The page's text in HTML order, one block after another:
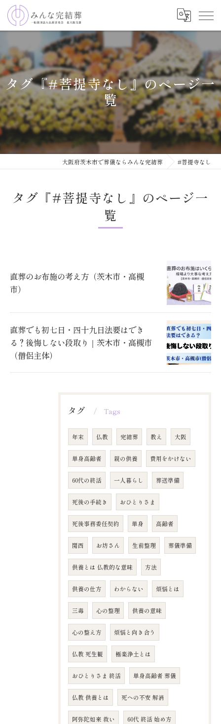
タグ『#菩提寺なし』のページ一
覧
大阪府茨木市で葬儀ならみんな完結葬 #菩提寺なし
タグ『#菩提寺なし』のページ一
覧
直葬のお布施の考え方（茨木市・高槻
市）
直葬でも初七日・四十九日法要はでき
る？後悔しない段取り｜茨木市・高槻市
（僧侶主体）
タグ Tags
年末 仏教 完結葬 教え 大阪
単身高齢者 親の供養 費用をかけない
60代の終活 一人暮らし 葬送準備
死後の手続き おひとりさま
死後事務委任契約 単身 高齢者
関西 お坊さん 生前整理 葬儀準備
供養とは 仏教的な意味 方法
供養の仕方 わからない 煩悩とは
三毒 心の整理 供養の意味
心の整え方 煩悩と向き合う
仏教 死生観 極楽浄土とは
おひとりさま 終活 単身高齢者 葬儀
仏教 供養とは 死への不安 解消
阿弥陀如来 救い 60代 終活 始め方